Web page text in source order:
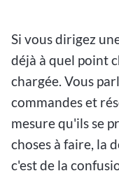
Si vous dirigez
déjà à quel point
chargée. Vous
commandes et
mesure qu'ils se
choses à faire, la
c'est de la